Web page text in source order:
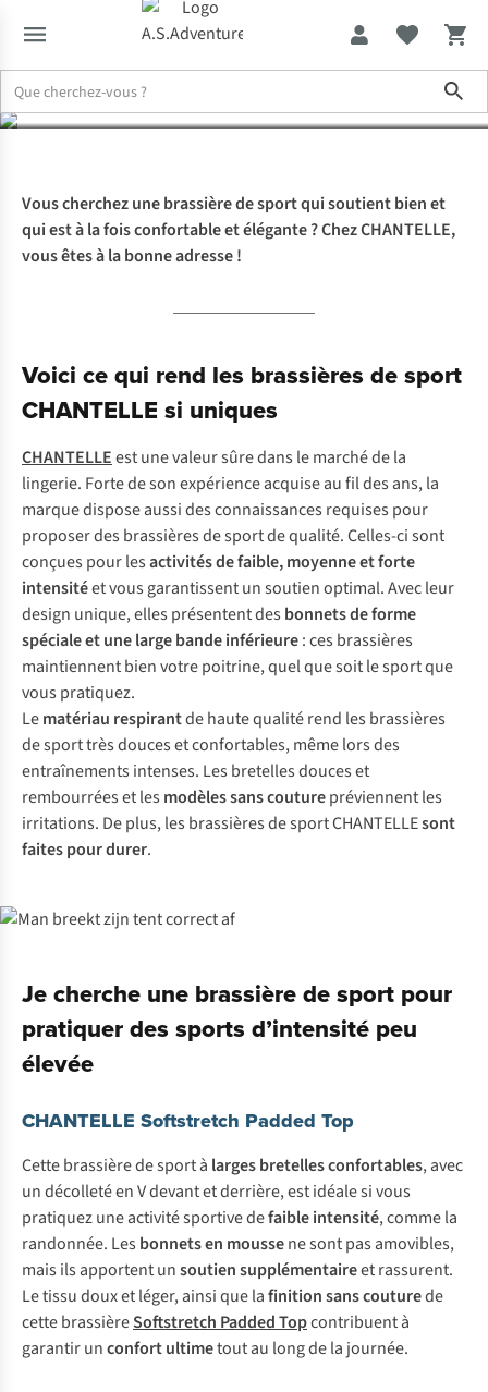
sport CHANTELLE ?
Vous cherchez une brassière de sport qui soutient bien et
qui est à la fois confortable et élégante ? Chez CHANTELLE,
vous êtes à la bonne adresse !
Voici ce qui rend les brassières de sport
CHANTELLE si uniques
CHANTELLEest une valeur sûre dans le marché de la
lingerie. Forte de son expérience acquise au fil des ans, la
marque dispose aussi des connaissances requises pour
proposer des brassières de sport de qualité. Celles-ci sont
conçues pour lesactivités de faible, moyenne et forte
intensitéet vous garantissent un soutien optimal. Avec leur
design unique, elles présentent des bonnets de forme
spéciale et une large bande inférieure: ces brassières
maintiennent bien votre poitrine, quel que soit le sport que
vous pratiquez.
Lematériau respirantde haute qualité rend les brassières
de sport très douces et confortables, même lors des
entraînements intenses. Les bretelles douces et
rembourrées et les modèles sans couturepréviennent les
irritations. De plus, les brassières de sport CHANTELLEsont
faites pour durer.
Je cherche une brassière de sport pour
pratiquer des sports d’intensité peu
élevée
CHANTELLE Softstretch Padded Top
Cette brassière de sport à larges bretelles confortables, avec
un décolleté en V devant et derrière, est idéale si vous
pratiquez une activité sportive defaible intensité, comme la
randonnée. Les bonnets en moussene sont pas amovibles,
mais ils apportent unsoutien supplémentaireet rassurent.
Le tissu doux et léger, ainsi que lafinition sans couturede
cette brassièreSoftstretch Padded Topcontribuent à
garantir unconfort ultimetout au long de la journée.
-58%